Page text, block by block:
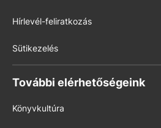
Hírlevél-feliratkozás
Sütikezelés
További elérhetőségeink
Könyvkultúra